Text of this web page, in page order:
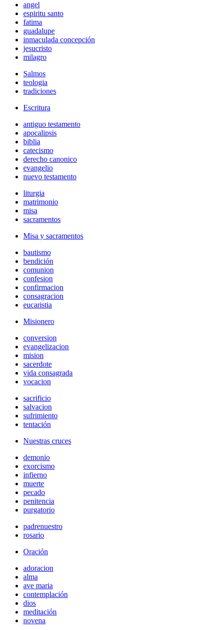
angel
espiritu santo
fatima
guadalupe
inmaculada concepción
jesucristo
milagro
Salmos
teologia
tradiciones
Escritura
antiguo testamento
apocalipsis
biblia
catecismo
derecho canonico
evangelio
nuevo testamento
liturgia
matrimonio
misa
sacramentos
Misa y sacramentos
bautismo
bendición
comunion
confesion
confirmacion
consagracion
eucaristia
Misionero
conversion
evangelizacion
mision
sacerdote
vida consagrada
vocacion
sacrificio
salvacion
sufrimiento
tentación
Nuestras cruces
demonio
exorcismo
infierno
muerte
pecado
penitencia
purgatorio
padrenuestro
rosario
Oración
adoracion
alma
ave maria
contemplación
dios
meditación
novena